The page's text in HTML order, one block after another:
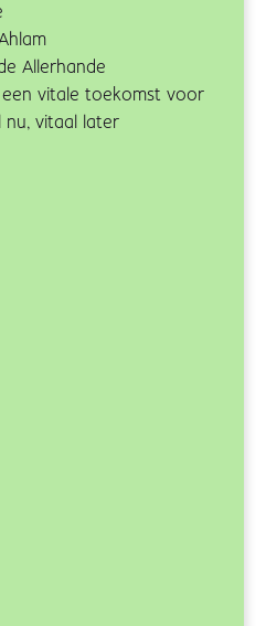
Allerhande
vitale toekomst voor
nu, vitaal later